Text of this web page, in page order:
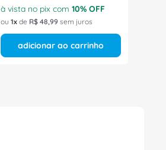
à vista no pix com 10% OFF
ou 1 de R$ 48,99 sem juros
adicionar ao carrinho